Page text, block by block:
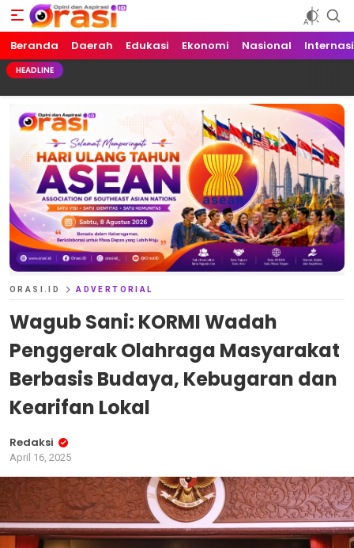
Orasi.ID
Opini dan Aspirasi!
Beranda Daerah Edukasi Ekonomi Nasional
HEADLINE
ORASI.ID ADVERTORIAL
Wagub Sani: KORMI Wadah
Penggerak Olahraga Masyarakat
Berbasis Budaya, Kebugaran dan
Kearifan Lokal
Redaksi
April 16, 2025